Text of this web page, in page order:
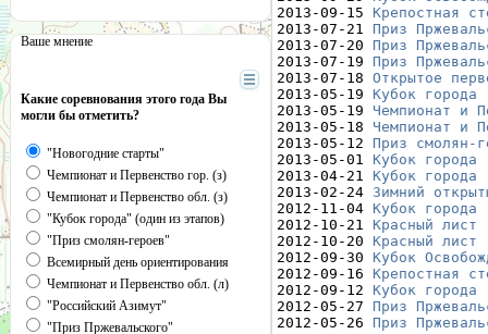
Ваше мнение
Какие соревнования этого года Вы
могли бы отметить?
"Новогодние старты"
Чемпионат и Первенство гор. (з)
Чемпионат и Первенство обл. (з)
"Кубок города" (один из этапов)
"Приз смолян-героев"
Всемирный день ориентирования
Чемпионат и Первенство обл. (л)
"Российский Азимут"
"Приз Пржевальского"
2013-09-15 Крепостная
2013-07-21 Приз
2013-07-20 Приз
2013-07-19 Приз
2013-07-18 Открытое
2013-05-19 Кубок
2013-05-19 Чемпионат и
2013-05-18 Чемпионат и
2013-05-12 Приз смолян-
2013-05-01 Кубок
2013-04-21 Кубок
2013-02-24 Зимний
2012-11-04 Кубок
2012-10-21 Красный
2012-10-20 Красный
2012-09-30 Кубок
2012-09-16 Крепостная
2012-09-12 Кубок
2012-05-27 Приз
2012-05-26 Приз